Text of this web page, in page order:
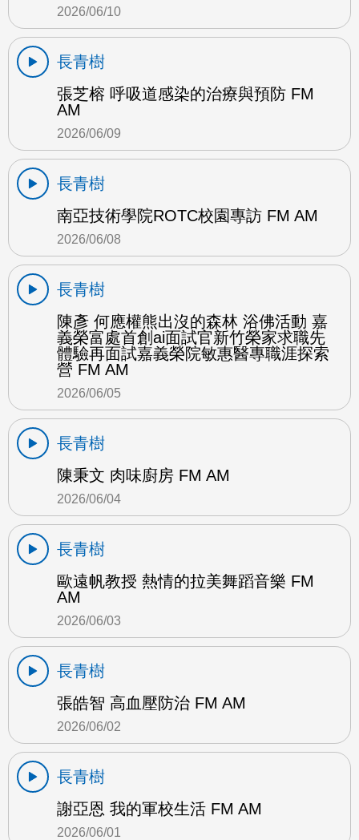
2026/06/10
長青樹
張芝榕 呼吸道感染的治療與預防 FM
AM
2026/06/09
長青樹
南亞技術學院ROTC校園專訪 FM AM
2026/06/08
長青樹
陳彥 何應權熊出沒的森林 浴佛活動 嘉
義榮富處首創ai面試官新竹榮家求職先
體驗再面試嘉義榮院敏惠醫專職涯探索
營 FM AM
2026/06/05
長青樹
陳秉文 肉味廚房 FM AM
2026/06/04
長青樹
歐遠帆教授 熱情的拉美舞蹈音樂 FM
AM
2026/06/03
長青樹
張皓智 高血壓防治 FM AM
2026/06/02
長青樹
謝亞恩 我的軍校生活 FM AM
2026/06/01